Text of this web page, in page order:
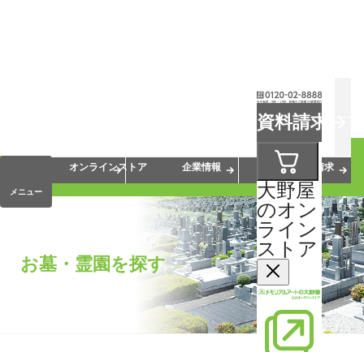
資料請求
大野屋
のオン
ライン
ストア
メニュー
会員サービス
オンラインストア
企業情報 資料請求
お墓・霊園を探す